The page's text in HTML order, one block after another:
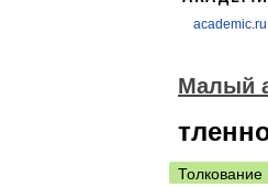
academic.ru
Малый
Толкование